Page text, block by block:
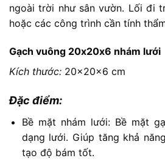
ngoài trời như sân vườn. Lối đi
hoặc các công trình cần tính
Gạch vuông 20x20x6 nhám lưới
Kích thước: 20x20x6 cm
Đặc điểm:
Bề mặt nhám lưới: Bề mặt
dạng lưới. Giúp tăng khả
tạo độ bám tốt.